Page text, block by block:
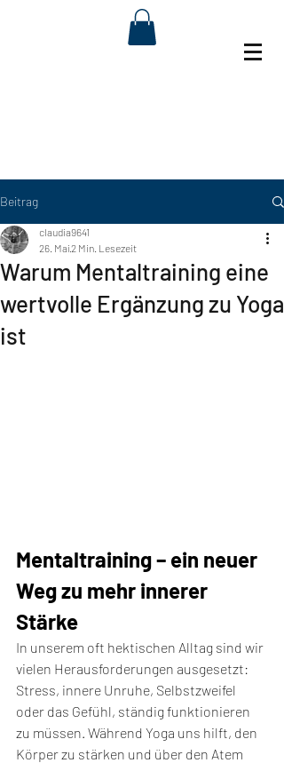
Beitrag
Warum Mentaltraining eine
wertvolle Ergänzung zu Yoga
ist
claudia9641
26. Mai2 Min. Lesezeit
Mentaltraining – ein neuer
Weg zu mehr innerer
Stärke
In unserem oft hektischen Alltag sind wir
vielen Herausforderungen ausgesetzt:
Stress, innere Unruhe, Selbstzweifel
oder das Gefühl, ständig funktionieren
zu müssen. Während Yoga uns hilft, den
Körper zu stärken und über den Atem